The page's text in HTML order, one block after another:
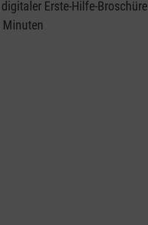
Erste-Hilfe-Broschüre
Minuten